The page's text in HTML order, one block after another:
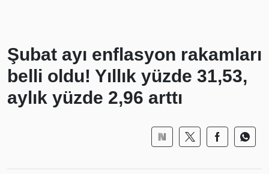
Şubat ayı enflasyon rakamları
belli oldu! Yıllık yüzde 31,53,
aylık yüzde 2,96 arttı